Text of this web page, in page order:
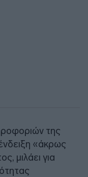
της
«άκρως
μιλάει για